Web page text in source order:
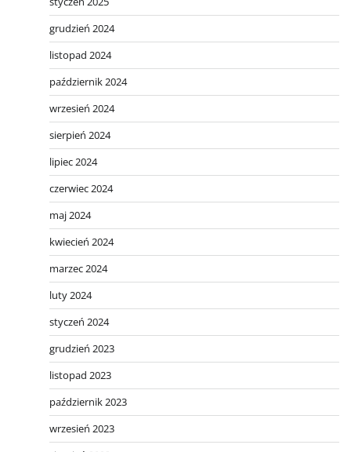
grudzień 2024
listopad 2024
październik 2024
wrzesień 2024
sierpień 2024
lipiec 2024
czerwiec 2024
maj 2024
kwiecień 2024
marzec 2024
luty 2024
styczeń 2024
grudzień 2023
listopad 2023
październik 2023
wrzesień 2023